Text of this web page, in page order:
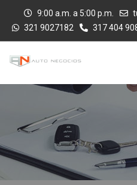
9:00 a.m. a 5:00 p.m.
321 9027182
317 404